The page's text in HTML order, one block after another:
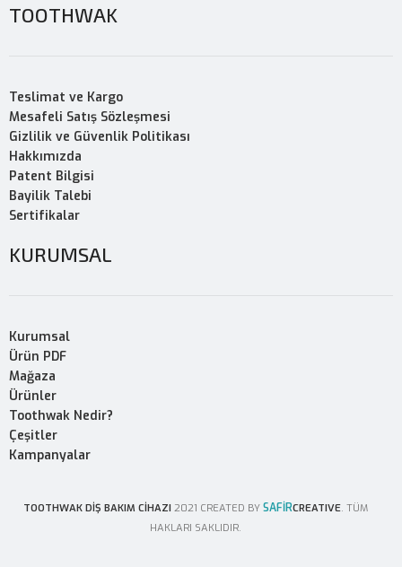
TOOTHWAK
Teslimat ve Kargo
Mesafeli Satış Sözleşmesi
Gizlilik ve Güvenlik Politikası
Hakkımızda
Patent Bilgisi
Bayilik Talebi
Sertifikalar
KURUMSAL
Kurumsal
Ürün PDF
Mağaza
Ürünler
Toothwak Nedir?
Çeşitler
Kampanyalar
TOOTHWAK DİŞ BAKIM CİHAZI 2021 CREATED BY SAFİRCREATIVE. TÜM
HAKLARI SAKLIDIR.